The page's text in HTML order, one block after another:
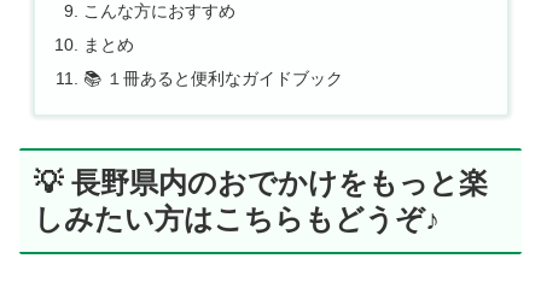
こんな方におすすめ
まとめ
📚 １冊あると便利なガイドブック
💡 長野県内のおでかけをもっと楽
しみたい方はこちらもどうぞ♪